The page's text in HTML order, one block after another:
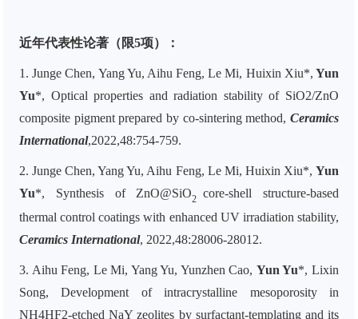
近年代表性论著（限5项）：
1. Junge Chen, Yang Yu, Aihu Feng, Le Mi, Huixin Xiu*, Yun
Yu*, Optical properties and radiation stability of SiO2/ZnO
composite pigment prepared by co-sintering method, Ceramics
International,2022,48:754-759.
2. Junge Chen, Yang Yu, Aihu Feng, Le Mi, Huixin Xiu*,Yun
Yu*, Synthesis of ZnO@SiO2 core-shell structure-based
thermal control coatings with enhanced UV irradiation stability,
Ceramics International, 2022,48:28006-28012.
3. Aihu Feng, Le Mi, Yang Yu, Yunzhen Cao, Yun Yu*, Lixin
Song, Development of intracrystalline mesoporosity in
NH4HF2-etched NaY zeolites by surfactant-templating and its